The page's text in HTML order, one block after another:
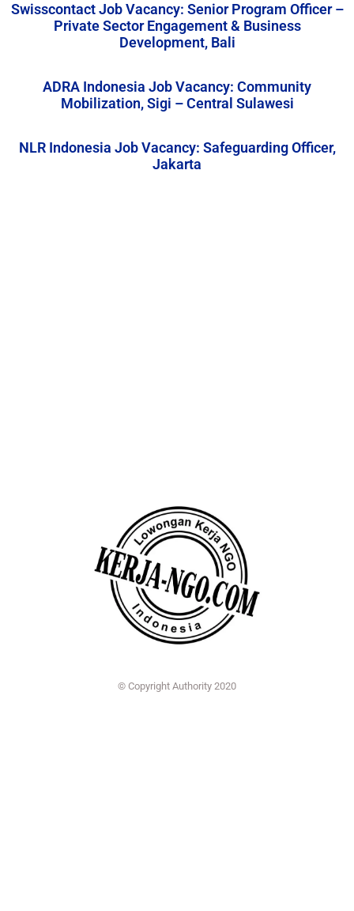
Swisscontact Job Vacancy: Senior Program Officer –
Private Sector Engagement & Business
Development, Bali
ADRA Indonesia Job Vacancy: Community
Mobilization, Sigi – Central Sulawesi
NLR Indonesia Job Vacancy: Safeguarding Officer,
Jakarta
© Copyright Authority 2020